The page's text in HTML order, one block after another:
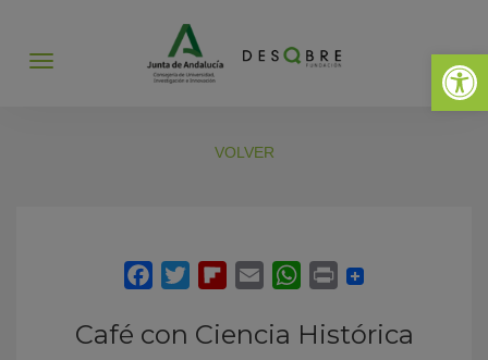
Abrir
Abrir
VOLVER
Café con Ciencia Histórica